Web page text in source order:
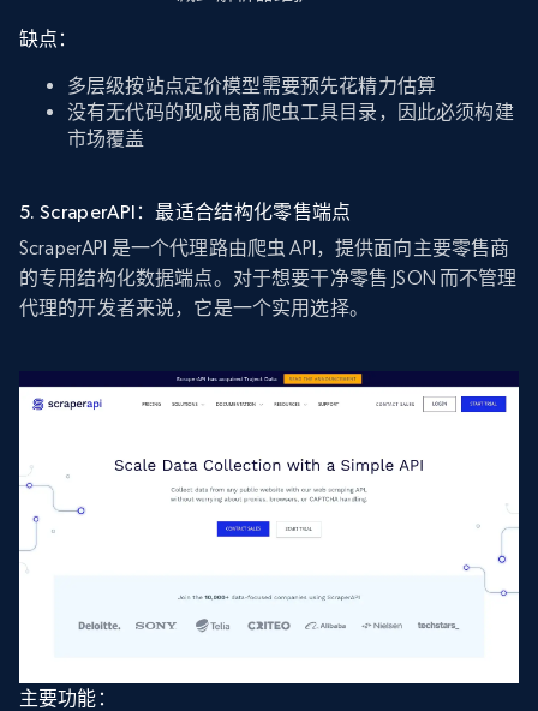
缺点：
多层级按站点定价模型需要预先花精力估算
没有无代码的现成电商爬虫工具目录，因此必须构建
市场覆盖
5. ScraperAPI：最适合结构化零售端点
ScraperAPI 是一个代理路由爬虫 API，提供面向主要零售商
的专用结构化数据端点。对于想要干净零售 JSON 而不管理
代理的开发者来说，它是一个实用选择。
主要功能：